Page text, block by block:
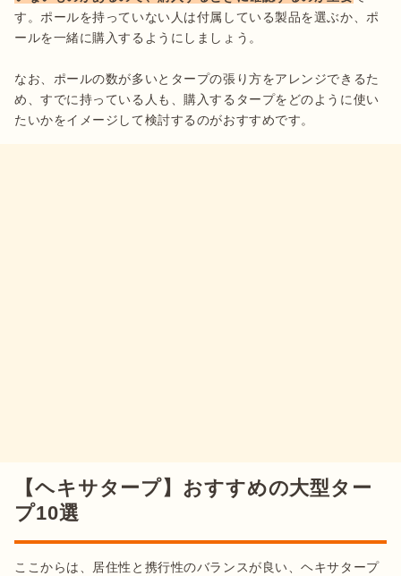
す。ポールを持っていない人は付属している製品を選ぶか、ポ
ールを一緒に購入するようにしましょう。
なお、ポールの数が多いとタープの張り方をアレンジできるた
め、すでに持っている人も、購入するタープをどのように使い
たいかをイメージして検討するのがおすすめです。
【ヘキサタープ】おすすめの大型ター
プ10選
ここからは、居住性と携行性のバランスが良い、ヘキサタープ